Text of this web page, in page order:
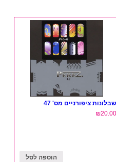
שבלונות ציפורניים מס' 47
₪20.00
הוספה לסל